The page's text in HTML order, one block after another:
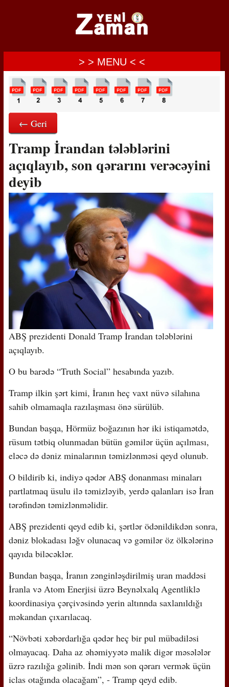
> > MENU < <
← Geri
Tramp İrandan tələblərini
açıqlayıb, son qərarını verəcəyini
deyib
ABŞ prezidenti Donald Tramp İrandan tələblərini
açıqlayıb.
O bu barədə “Truth Social” hesabında yazıb.
Tramp ilkin şərt kimi, İranın heç vaxt nüvə silahına
sahib olmamaqla razılaşması önə sürülüb.
Bundan başqa, Hörmüz boğazının hər iki istiqamətdə,
rüsum tətbiq olunmadan bütün gəmilər üçün açılması,
eləcə də dəniz minalarının təmizlənməsi qeyd olunub.
O bildirib ki, indiyə qədər ABŞ donanması minaları
partlatmaq üsulu ilə təmizləyib, yerdə qalanları isə İran
tərəfindən təmizlənməlidir.
ABŞ prezidenti qeyd edib ki, şərtlər ödənildikdən sonra,
dəniz blokadası ləğv olunacaq və gəmilər öz ölkələrinə
qayıda biləcəklər.
Bundan başqa, İranın zənginləşdirilmiş uran maddəsi
İranla və Atom Enerjisi üzrə Beynəlxalq Agentliklə
koordinasiya çərçivəsində yerin altınnda saxlanıldığı
məkandan çıxarılacaq.
“Növbəti xəbərdarlığa qədər heç bir pul mübadiləsi
olmayacaq. Daha az əhəmiyyətə malik digər məsələlər
üzrə razılığa gəlinib. İndi mən son qərarı vermək üçün
iclas otağında olacağam”, - Tramp qeyd edib.